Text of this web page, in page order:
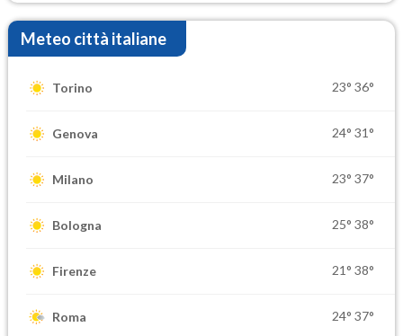
Meteo città italiane
Torino 23° 36°
Genova 24° 31°
Milano 23° 37°
Bologna 25° 38°
Firenze 21° 38°
Roma 24° 37°